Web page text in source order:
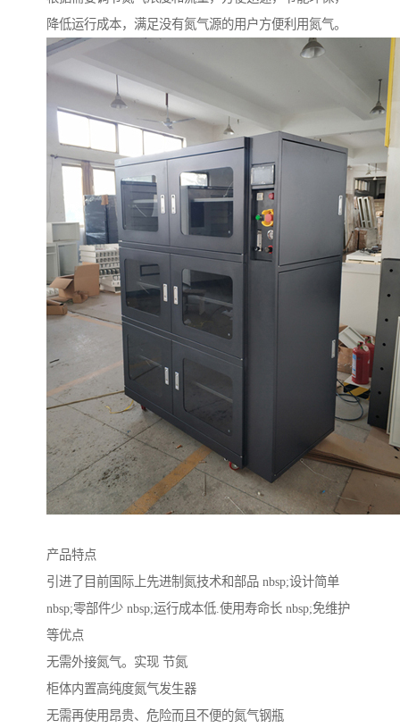
降低运行成本，满足没有氮气源的用户方便利用氮气。
产品特点
引进了目前国际上先进制氮技术和部品 nbsp;设计简单
nbsp;零部件少 nbsp;运行成本低.使用寿命长 nbsp;免维护
等优点
无需外接氮气。实现 节氮
柜体内置高纯度氮气发生器
无需再使用昂贵、危险而且不便的氮气钢瓶